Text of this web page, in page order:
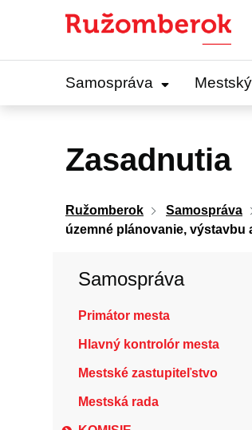
Samospráva
Zasadnutia
Ružomberok Samospráva
územné plánovanie, výstavbu
Samospráva
Primátor mesta
Hlavný kontrolór mesta
Mestské zastupiteľstvo
Mestská rada